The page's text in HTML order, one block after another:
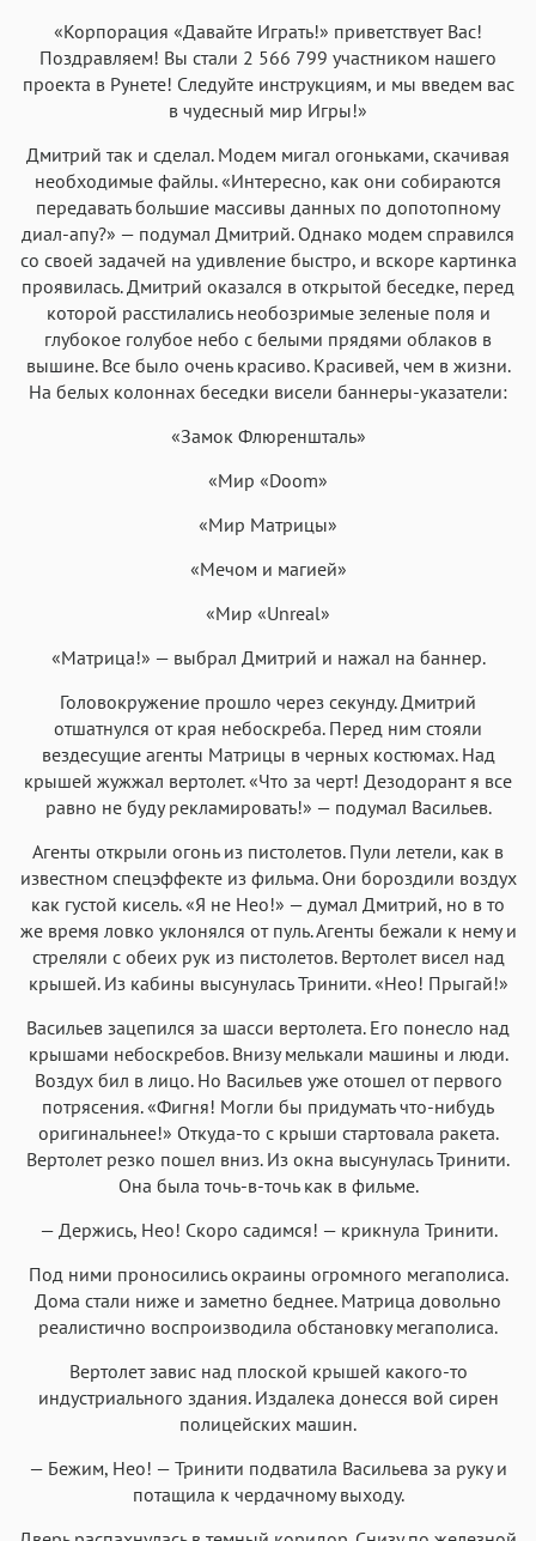
«Корпорация «Давайте Играть!» приветствует Вас!
Поздравляем! Вы стали 2 566 799 участником нашего
проекта в Рунете! Следуйте инструкциям, и мы введем вас
в чудесный мир Игры!»
Дмитрий так и сделал. Модем мигал огоньками, скачивая
необходимые файлы. «Интересно, как они собираются
передавать большие массивы данных по допотопному
диал-апу?» — подумал Дмитрий. Однако модем справился
со своей задачей на удивление быстро, и вскоре картинка
проявилась. Дмитрий оказался в открытой беседке, перед
которой расстилались необозримые зеленые поля и
глубокое голубое небо с белыми прядями облаков в
вышине. Все было очень красиво. Красивей, чем в жизни.
На белых колоннах беседки висели баннеры-указатели:
«Замок Флюреншталь»
«Мир «Doom»
«Мир Матрицы»
«Мечом и магией»
«Мир «Unreal»
«Матрица!» — выбрал Дмитрий и нажал на баннер.
Головокружение прошло через секунду. Дмитрий
отшатнулся от края небоскреба. Перед ним стояли
вездесущие агенты Матрицы в черных костюмах. Над
крышей жужжал вертолет. «Что за черт! Дезодорант я все
равно не буду рекламировать!» — подумал Васильев.
Агенты открыли огонь из пистолетов. Пули летели, как в
известном спецэффекте из фильма. Они бороздили воздух
как густой кисель. «Я не Нео!» — думал Дмитрий, но в то
же время ловко уклонялся от пуль. Агенты бежали к нему и
стреляли с обеих рук из пистолетов. Вертолет висел над
крышей. Из кабины высунулась Тринити. «Нео! Прыгай!»
Васильев зацепился за шасси вертолета. Его понесло над
крышами небоскребов. Внизу мелькали машины и люди.
Воздух бил в лицо. Но Васильев уже отошел от первого
потрясения. «Фигня! Могли бы придумать что-нибудь
оригинальнее!» Откуда-то с крыши стартовала ракета.
Вертолет резко пошел вниз. Из окна высунулась Тринити.
Она была точь-в-точь как в фильме.
— Держись, Нео! Скоро садимся! — крикнула Тринити.
Под ними проносились окраины огромного мегаполиса.
Дома стали ниже и заметно беднее. Матрица довольно
реалистично воспроизводила обстановку мегаполиса.
Вертолет завис над плоской крышей какого-то
индустриального здания. Издалека донесся вой сирен
полицейских машин.
— Бежим, Нео! — Тринити подватила Васильева за руку и
потащила к чердачному выходу.